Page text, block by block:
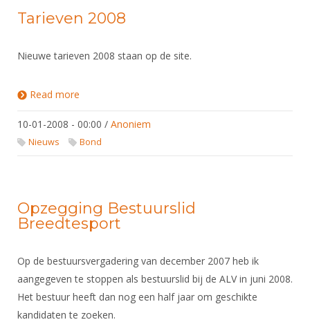
Tarieven 2008
Nieuwe tarieven 2008 staan op de site.
Read more
10-01-2008 - 00:00 / Anoniem
Nieuws Bond
Opzegging Bestuurslid
Breedtesport
Op de bestuursvergadering van december 2007 heb ik
aangegeven te stoppen als bestuurslid bij de ALV in juni 2008.
Het bestuur heeft dan nog een half jaar om geschikte
kandidaten te zoeken.